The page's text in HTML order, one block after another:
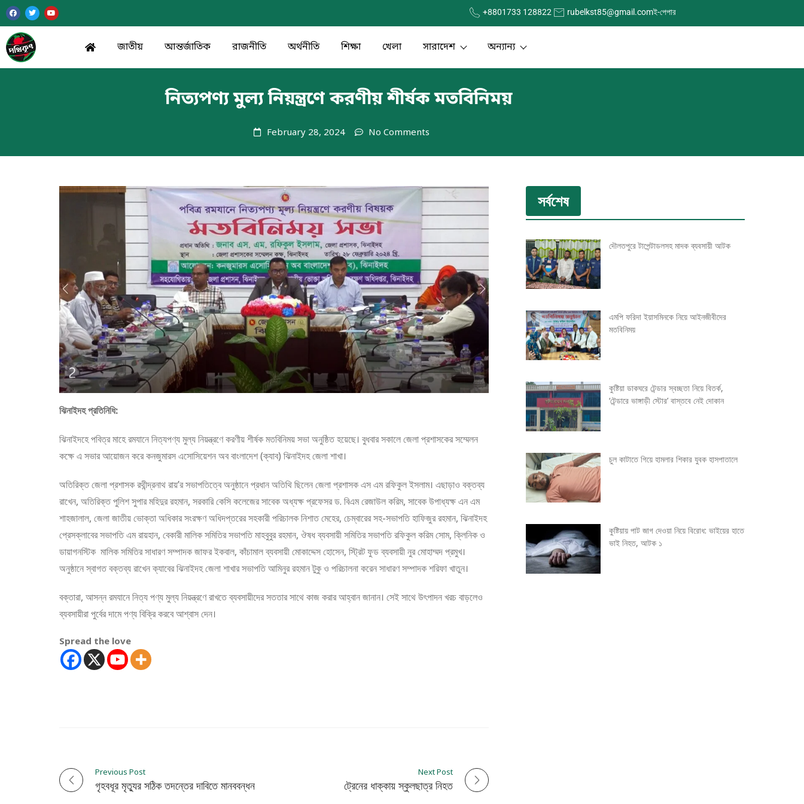
+8801733 128822 rubelkst85@gmail.comই-পেপার
জাতীয় আন্তর্জাতিক রাজনীতি অর্থনীতি শিক্ষা খেলা সারাদেশ অন্যান্য
নিত্যপণ্য মুল্য নিয়ন্ত্রণে করণীয় শীর্ষক মতবিনিময়
February 28, 2024 No Comments
ঝিনাইদহ প্রতিনিধি:
ঝিনাইদহে পবিত্র মাহে রমযানে নিত্যপণ্য মুল্য নিয়ন্ত্রণে করণীয় শীর্ষক মতবিনিময় সভা অনুষ্ঠিত হয়েছে। বুধবার সকালে জেলা প্রশাসকের সম্মেলন
কক্ষে এ সভার আয়োজন করে কনজুমারস এসোসিয়েশন অব বাংলাদেশ (ক্যাব) ঝিনাইদহ জেলা শাখা।
অতিরিক্ত জেলা প্রশাসক রথীন্দ্রনাথ রায়’র সভাপতিত্বে অনুষ্ঠানে প্রধান অতিথি ছিলেন জেলা প্রশাসক এস এম রফিকুল ইসলাম। এছাড়াও বক্তব্য
রাখেন, অতিরিক্ত পুলিশ সুপার মহিদুর রহমান, সরকারি কেসি কলেজের সাবেক অধ্যক্ষ প্রফেসর ড. বিএম রেজাউল করিম, সাবেক উপাধ্যক্ষ এন এম
শাহজালাল, জেলা জাতীয় ভোক্তা অধিকার সংরক্ষণ অধিদপ্তরের সহকারী পরিচালক নিশাত মেহের, চেম্বারের সহ-সভাপতি হাফিজুর রহমান, ঝিনাইদহ
প্রেসক্লাবের সভাপতি এম রায়হান, বেকারী মালিক সমিতির সভাপতি মাহবুবুর রহমান, ঔষধ ব্যবসায়ী সমিতির সভাপতি রফিকুল করিম সোম, ক্লিনিক ও
ডায়াগনস্টিক মালিক সমিতির সাধারণ সম্পাদক জাফর ইকবাল, কাঁচামাল ব্যবসায়ী মোকাদ্দেস হোসেন, স্ট্রিট ফুড ব্যবসায়ী নুর মোহাম্মদ প্রমুখ।
অনুষ্ঠানে স্বাগত বক্তব্য রাখেন ক্যাবের ঝিনাইদহ জেলা শাখার সভাপতি আমিনুর রহমান টুকু ও পরিচালনা করেন সাধারণ সম্পাদক শরিফা খাতুন।
বক্তারা, আসন্ন রমযানে নিত্য পণ্য মুল্য নিয়ন্ত্রণে রাখতে ব্যবসায়ীদের সততার সাথে কাজ করার আহ্বান জানান। সেই সাথে উৎপাদন খরচ বাড়লেও
ব্যবসায়ীরা পুর্বের দামে পণ্য বিক্রি করবে আশ্বাস দেন।
Spread the love
P
Previous Post
গৃহবধূর মৃত্যুর সঠিক তদন্তের দাবিতে মানববন্ধন
Next Post
ট্রেনের ধাক্কায় স্কুলছাত্র নিহত
সর্বশেষ
দৌলতপুরে টাপেন্টাডলসহ মাদক ব্যবসায়ী আটক
এমপি ফরিদা ইয়াসমিনকে নিয়ে আইনজীবীদের
মতবিনিময়
কুষ্টিয়া ডাকঘরে টেন্ডার স্বচ্ছতা নিয়ে বিতর্ক,
‘টেন্ডারে ভাঙ্গাড়ী স্টোর’ বাস্তবে নেই দোকান
চুল কাটাতে গিয়ে হামলার শিকার যুবক হাসপাতালে
কুষ্টিয়ায় পাট জাগ দেওয়া নিয়ে বিরোধ: ভাইয়ের হাতে
ভাই নিহত, আটক ১